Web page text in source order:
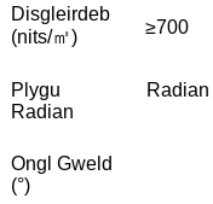
Disgleirdeb
(nits/㎡)
≥700
Plygu
Radian
Ongl Gweld
(°)